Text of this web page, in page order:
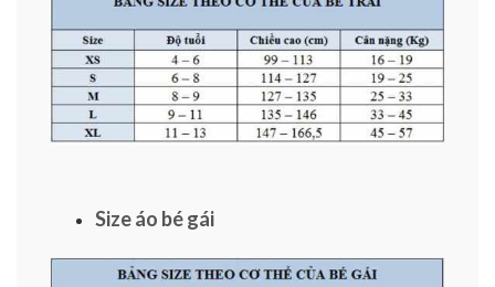
Size áo bé gái